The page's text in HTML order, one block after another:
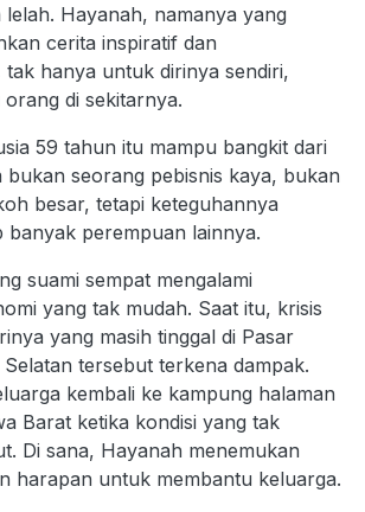
lelah. Hayanah, namanya yang
cerita inspiratif dan
tak hanya untuk dirinya sendiri,
di sekitarnya.
59 tahun itu mampu bangkit dari
seorang pebisnis kaya, bukan
besar, tetapi keteguhannya
banyak perempuan lainnya.
suami sempat mengalami
yang tak mudah. Saat itu, krisis
yang masih tinggal di Pasar
tersebut terkena dampak.
kembali ke kampung halaman
Barat ketika kondisi yang tak
Di sana, Hayanah menemukan
harapan untuk membantu keluarga.